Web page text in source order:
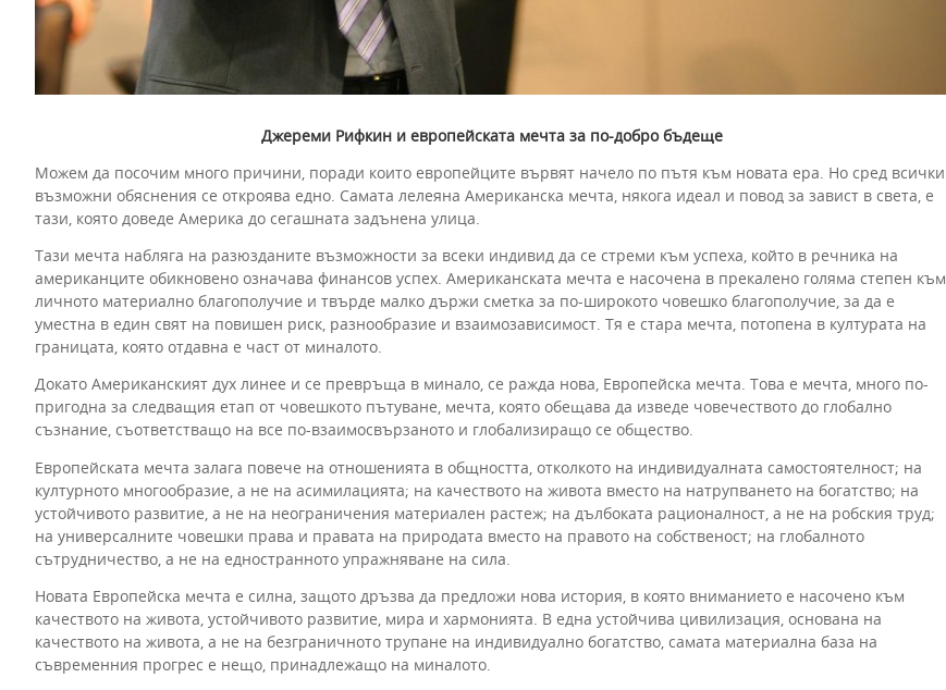
Джереми Рифкин и европейската мечта за по-добро бъдеще
Можем да посочим много причини, поради които европейците вървят начело по пътя към новата ера. Но сред всички
възможни обяснения се откроява едно. Самата лелеяна Американска мечта, някога идеал и повод за завист в света, е
тази, която доведе Америка до сегашната задънена улица.
Тази мечта набляга на разюзданите възможности за всеки индивид да се стреми към успеха, който в речника на
американците обикновено означава финансов успех. Американската мечта е насочена в прекалено голяма степен към
личното материално благополучие и твърде малко държи сметка за по-широкото човешко благополучие, за да е
уместна в един свят на повишен риск, разнообразие и взаимозависимост. Тя е стара мечта, потопена в културата на
границата, която отдавна е част от миналото.
Докато Американският дух линее и се превръща в минало, се ражда нова, Европейска мечта. Това е мечта, много по-
пригодна за следващия етап от човешкото пътуване, мечта, която обещава да изведе човечеството до глобално
съзнание, съответстващо на все по-взаимосвързаното и глобализиращо се общество.
Европейската мечта залага повече на отношенията в общността, отколкото на индивидуалната самостоятелност; на
културното многообразие, а не на асимилацията; на качеството на живота вместо на натрупването на богатство; на
устойчивото развитие, а не на неограничения материален растеж; на дълбоката рационалност, а не на робския труд;
на универсалните човешки права и правата на природата вместо на правото на собственост; на глобалното
сътрудничество, а не на едностранното упражняване на сила.
Новата Европейска мечта е силна, защото дръзва да предложи нова история, в която вниманието е насочено към
качеството на живота, устойчивото развитие, мира и хармонията. В една устойчива цивилизация, основана на
качеството на живота, а не на безграничното трупане на индивидуално богатство, самата материална база на
съвременния прогрес е нещо, принадлежащо на миналото.